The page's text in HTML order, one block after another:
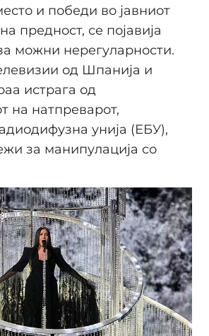
и победи во јавниот
предност, се појавија
можни нерегуларности.
од Шпанија и
истрага од
на натпреварот,
унија (ЕБУ),
за манипулација со